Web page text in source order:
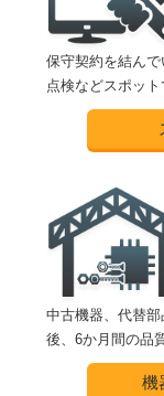
保守契約を結んで
点検などスポット
中古機器、代替
後、6か月間の品
機